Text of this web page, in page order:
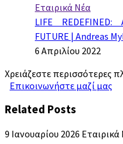
Εταιρικά Νέα
LIFE REDEFINED:
FUTURE | Andreas
6 Απριλίου 2022
Χρειάζεστε περισσότερες
Επικοινωνήστε μαζί μας
Related Posts
9 Ιανουαρίου 2026 Εταιρικά